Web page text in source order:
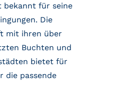
für seine
Die
mit ihren über
Buchten und
bietet für
die passende